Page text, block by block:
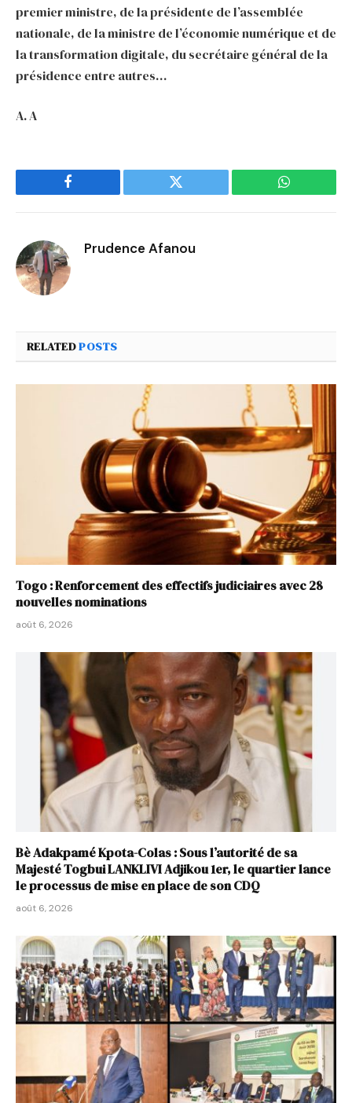
premier ministre, de la présidente de l’assemblée
nationale, de la ministre de l’économie numérique et de
la transformation digitale, du secrétaire général de la
présidence entre autres…
A. A
Facebook Twitter WhatsApp
Prudence Afanou
RELATEDPOSTS
Togo : Renforcement des effectifs judiciaires avec 28
nouvelles nominations
août 6, 2026
Bè Adakpamé Kpota-Colas : Sous l’autorité de sa
Majesté Togbui LANKLIVI Adjikou 1er, le quartier lance
le processus de mise en place de son CDQ
août 6, 2026